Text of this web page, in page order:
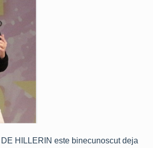
HILLERIN este binecunoscut deja